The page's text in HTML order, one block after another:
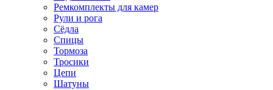
Ремкомплекты для камер
Рули и рога
Сёдла
Спицы
Тормоза
Тросики
Цепи
Шатуны